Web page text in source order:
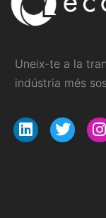
Uneix-te a la
indústria més